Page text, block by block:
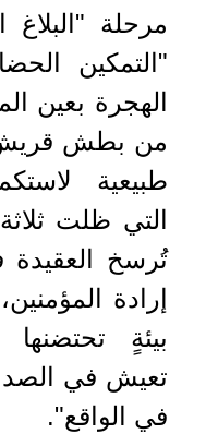
مرحلة
"التمكين
الهجرة بعين
من بطش
طبيعية
التي ظلت
تُرسخ
إرادة
بيئةٍ
تعيش في
في الواقع".